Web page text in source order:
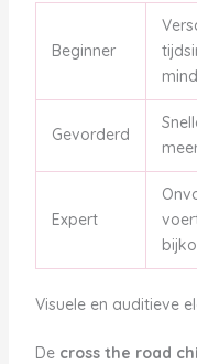
Beginner
Gevorderd
Expert
Visuele en auditieve
De cross the road